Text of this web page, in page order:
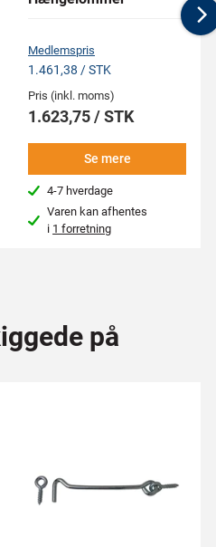
Medlemspris
1.461,38 / STK
Pris (inkl. moms)
1.623,75 / STK
Se mere
4-7 hverdage
Varen kan afhentes
i 1 forretning
på